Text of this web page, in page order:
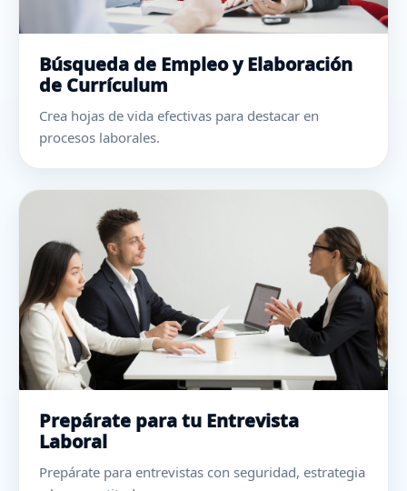
Búsqueda de Empleo y Elaboración
de Currículum
Crea hojas de vida efectivas para destacar en
procesos laborales.
Prepárate para tu Entrevista
Laboral
Prepárate para entrevistas con seguridad, estrategia